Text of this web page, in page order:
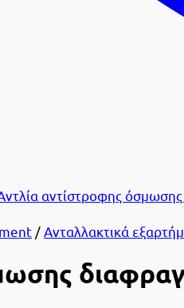
/ Ανταλλακτικά